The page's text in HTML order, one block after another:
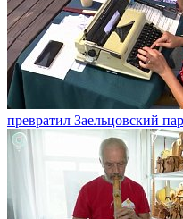
превратил Заельцовский